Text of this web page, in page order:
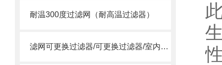
耐温300度过滤网（耐高温过滤器）
滤网可更换过滤器/可更换过滤器/室内过滤器